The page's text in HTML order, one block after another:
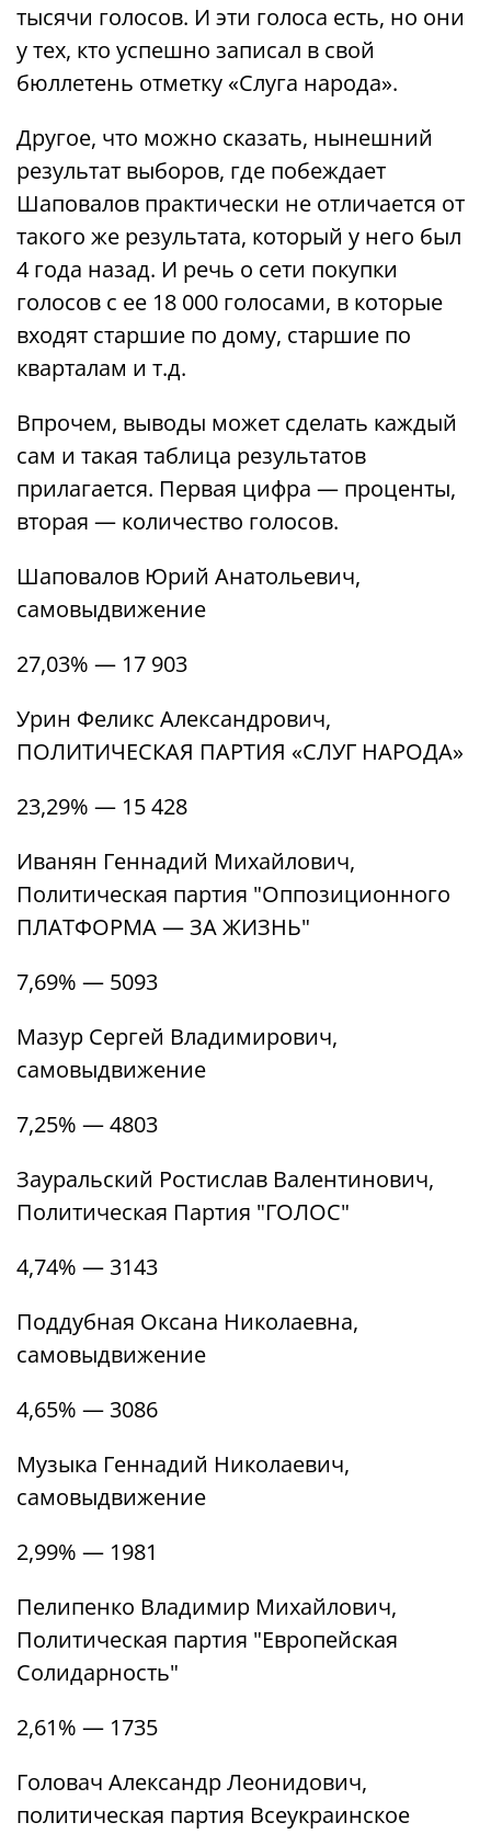
тысячи голосов. И эти голоса есть, но они
у тех, кто успешно записал в свой
бюллетень отметку «Слуга народа».
Другое, что можно сказать, нынешний
результат выборов, где побеждает
Шаповалов практически не отличается от
такого же результата, который у него был
4 года назад. И речь о сети покупки
голосов с ее 18 000 голосами, в которые
входят старшие по дому, старшие по
кварталам и т.д.
Впрочем, выводы может сделать каждый
сам и такая таблица результатов
прилагается. Первая цифра — проценты,
вторая — количество голосов.
Шаповалов Юрий Анатольевич,
самовыдвижение
27,03% — 17 903
Урин Феликс Александрович,
ПОЛИТИЧЕСКАЯ ПАРТИЯ «СЛУГ НАРОДА»
23,29% — 15 428
Иванян Геннадий Михайлович,
Политическая партия "Оппозиционного
ПЛАТФОРМА — ЗА ЖИЗНЬ"
7,69% — 5093
Мазур Сергей Владимирович,
самовыдвижение
7,25% — 4803
Зауральский Ростислав Валентинович,
Политическая Партия "ГОЛОС"
4,74% — 3143
Поддубная Оксана Николаевна,
самовыдвижение
4,65% — 3086
Музыка Геннадий Николаевич,
самовыдвижение
2,99% — 1981
Пелипенко Владимир Михайлович,
Политическая партия "Европейская
Солидарность"
2,61% — 1735
Головач Александр Леонидович,
политическая партия Всеукраинское